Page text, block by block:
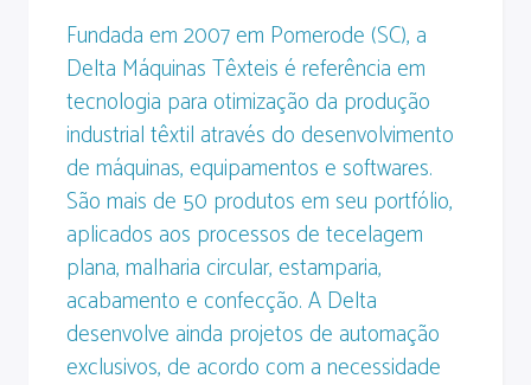
Fundada em 2007 em Pomerode (SC), a
Delta Máquinas Têxteis é referência em
tecnologia para otimização da produção
industrial têxtil através do desenvolvimento
de máquinas, equipamentos e softwares.
São mais de 50 produtos em seu portfólio,
aplicados aos processos de tecelagem
plana, malharia circular, estamparia,
acabamento e confecção. A Delta
desenvolve ainda projetos de automação
exclusivos, de acordo com a necessidade